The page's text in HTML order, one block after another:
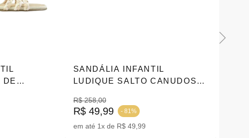
DE
SANDÁLIA INFANTIL
LUDIQUE SALTO CANUDOS
R$ 258,00
R$ 49,99 - 81%
em até 1x de R$ 49,99